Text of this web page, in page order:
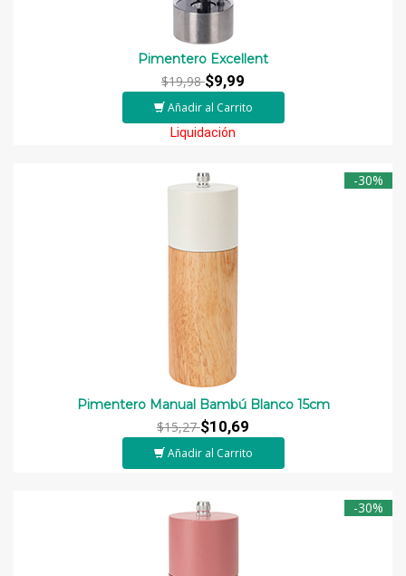
Pimentero Excellent
$19,98$9,99
Añadir al Carrito
Liquidación
-30%
Pimentero Manual Bambú Blanco 15cm
$15,27$10,69
Añadir al Carrito
-30%